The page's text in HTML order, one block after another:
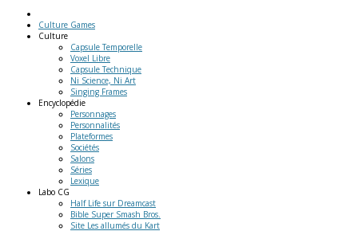
Culture Games
Culture
Capsule Temporelle
Voxel Libre
Capsule Technique
Ni Science, Ni Art
Singing Frames
Encyclopédie
Personnages
Personnalités
Plateformes
Sociétés
Salons
Séries
Lexique
Labo CG
Half Life sur Dreamcast
Bible Super Smash Bros.
Site Les allumés du Kart